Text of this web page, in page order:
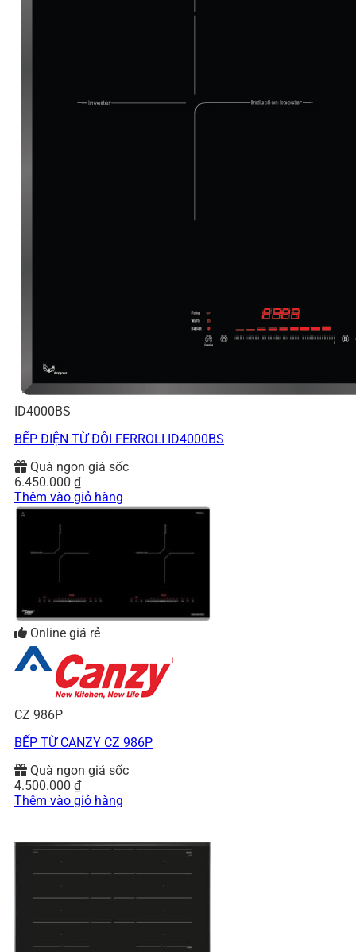
ID4000BS
BẾP ĐIỆN TỪ ĐÔI FERROLI ID4000BS
Quà ngon giá sốc
6.450.000 ₫
Thêm vào giỏ hàng
Online giá rẻ
CZ 986P
BẾP TỪ CANZY CZ 986P
Quà ngon giá sốc
4.500.000 ₫
Thêm vào giỏ hàng